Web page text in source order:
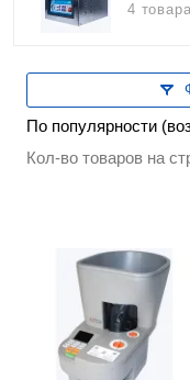
4
По популярности
Кол-во товаров на